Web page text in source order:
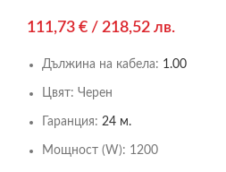
111,73 € / 218,52 лв.
Дължина на кабела: 1.00
Цвят: Черен
Гаранция: 24 м.
Мощност (W): 1200